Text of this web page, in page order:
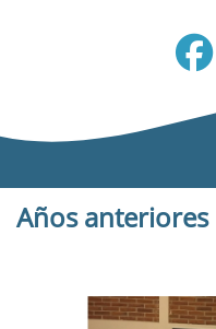
Años anteriores